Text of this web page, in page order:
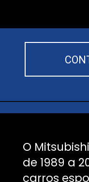
O
de 1989 a
carros